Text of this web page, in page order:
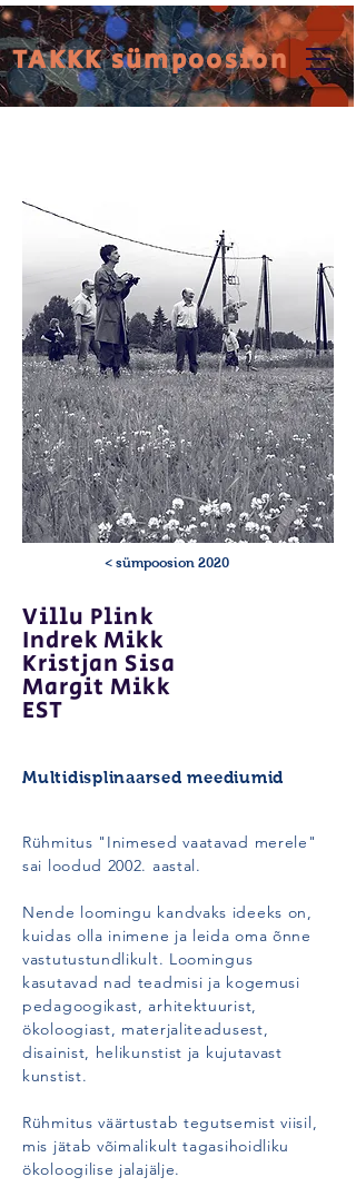
TAKKK sümpoosion
< sümpoosion 2020
Villu Plink
Indrek Mikk
Kristjan Sisa
Margit Mikk
EST
Multidisplinaarsed meediumid
Rühmitus "Inimesed vaatavad merele"
sai loodud 2002. aastal.
Nende loomingu kandvaks ideeks on,
kuidas olla inimene ja leida oma õnne
vastutustundlikult. Loomingus
kasutavad nad teadmisi ja kogemusi
pedagoogikast, arhitektuurist,
ökoloogiast, materjaliteadusest,
disainist, helikunstist ja kujutavast
kunstist.
Rühmitus väärtustab tegutsemist viisil,
mis jätab võimalikult tagasihoidliku
ökoloogilise jalajälje.